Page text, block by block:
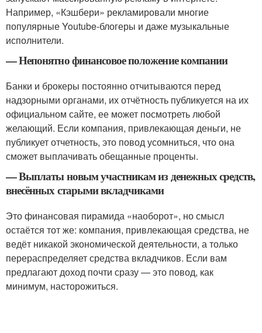
Например, «Кэшбери» рекламировали многие
популярные Youtube-блогеры и даже музыкальные
исполнители.
— Непонятно финансовое положение компании
Банки и брокеры постоянно отчитываются перед
надзорными органами, их отчётность публикуется на их
официальном сайте, ее может посмотреть любой
желающий. Если компания, привлекающая деньги, не
публикует отчетность, это повод усомниться, что она
сможет выплачивать обещанные проценты.
— Выплаты новым участникам из денежных средств,
внесённых старыми вкладчиками
Это финансовая пирамида «наоборот», но смысл
остаётся тот же: компания, привлекающая средства, не
ведёт никакой экономической деятельности, а только
перераспределяет средства вкладчиков. Если вам
предлагают доход почти сразу — это повод, как
минимум, насторожиться.